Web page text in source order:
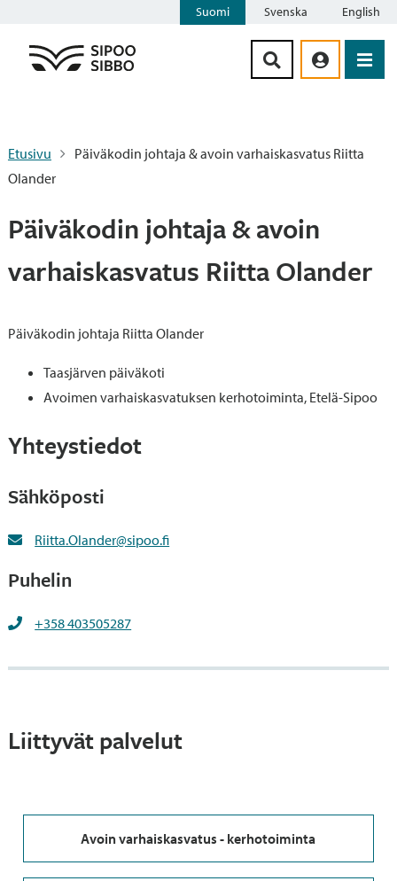
Suomi Svenska English
Etusivu
Päiväkodin johtaja & avoin varhaiskasvatus Riitta
Olander
Päiväkodin johtaja & avoin
varhaiskasvatus Riitta Olander
Päiväkodin johtaja Riitta Olander
Taasjärven päiväkoti
Avoimen varhaiskasvatuksen kerhotoiminta, Etelä-Sipoo
Yhteystiedot
Sähköposti
Riitta.Olander@sipoo.fi
Puhelin
+358 403505287
Liittyvät palvelut
Avoin varhaiskasvatus - kerhotoiminta